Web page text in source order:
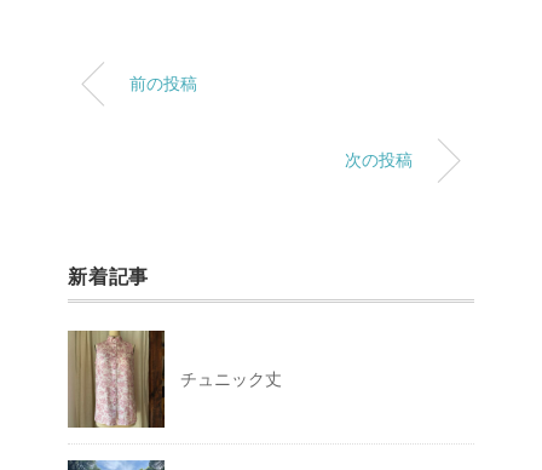
前の投稿
次の投稿
新着記事
チュニック丈